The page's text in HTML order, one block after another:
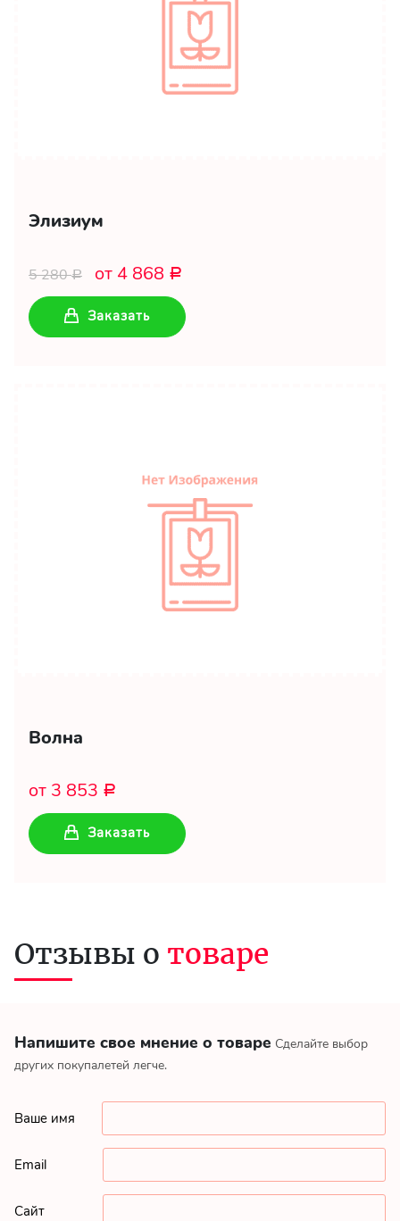
Элизиум
5 280Р от 4 868 Р
Заказать
Волна
от 3 853 Р
Заказать
Напишите свое мнение о товаре Сделайте выбор
других покупалетей легче.
Ваше имя
Email
Сайт
Отзывы о товаре